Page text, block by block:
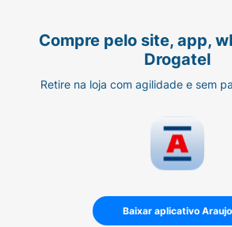
Compre pelo site, app,
Drogatel
Retire na loja com agilidade e sem
Baixar aplicativo Araujo